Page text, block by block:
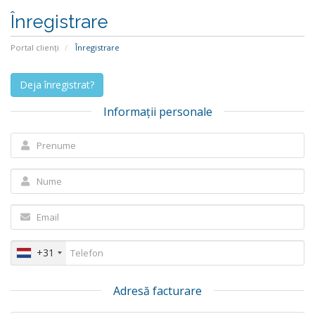
Înregistrare
Portal clienți Înregistrare
Deja înregistrat?
Informații personale
+31
Adresă facturare